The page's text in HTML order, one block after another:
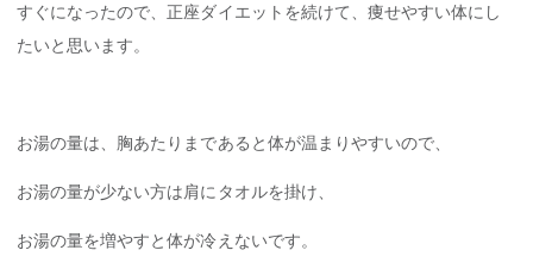
すぐになったので、正座ダイエットを続けて、痩せやすい体にし
たいと思います。
お湯の量は、胸あたりまであると体が温まりやすいので、
お湯の量が少ない方は肩にタオルを掛け、
お湯の量を増やすと体が冷えないです。